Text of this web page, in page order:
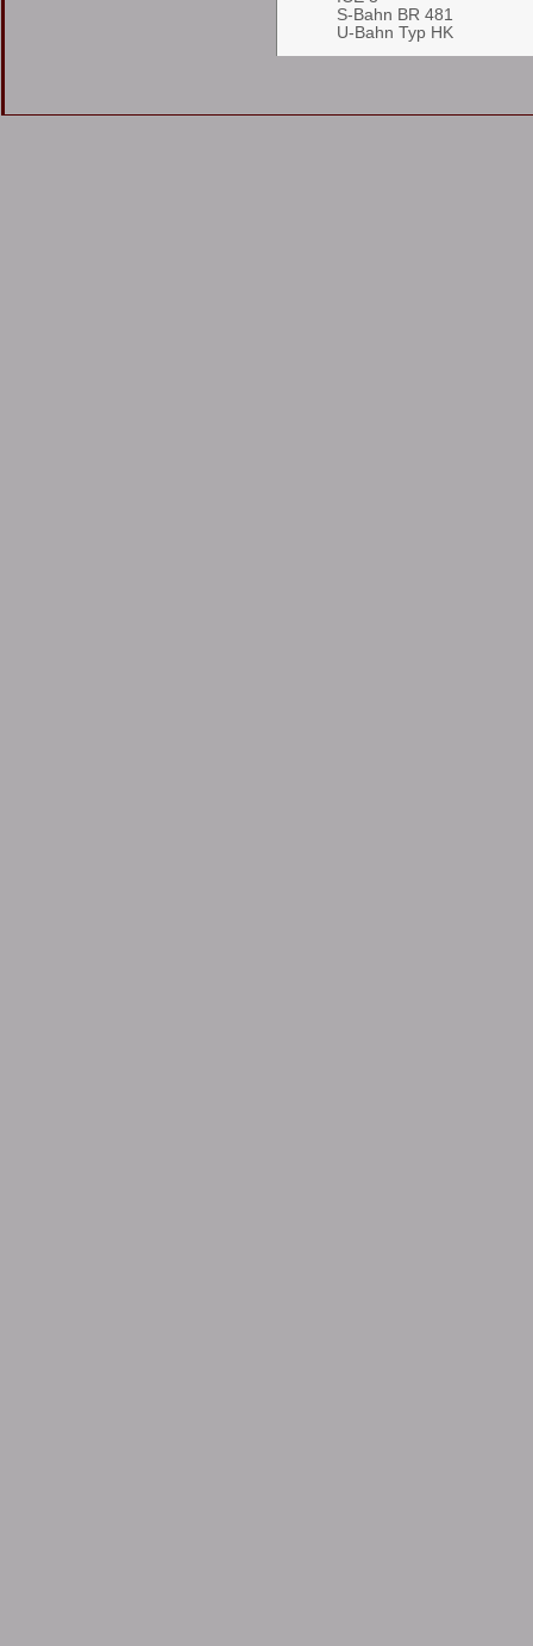
S-Bahn BR 481
U-Bahn Typ HK